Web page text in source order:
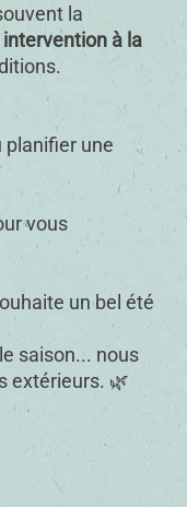
la
intervention à la
planifier une
vous
un bel été
saison... nous
extérieurs. 🌿